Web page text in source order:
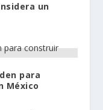
un
para
México